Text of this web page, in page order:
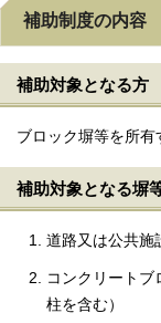
補助制度の内容
補助対象となる方
ブロック塀等を所有
補助対象となる塀
道路又は公共施
コンクリートブ
柱を含む）